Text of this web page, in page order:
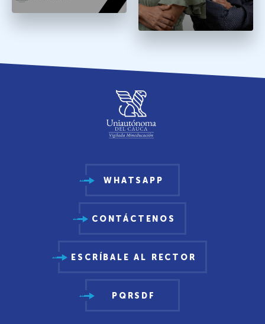
WHATSAPP
CONTÁCTENOS
ESCRÍBALE AL RECTOR
PQRSDF